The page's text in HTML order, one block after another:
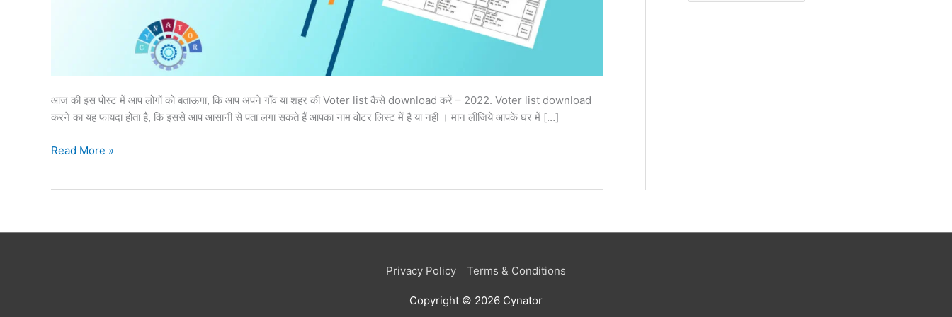
आज की इस पोस्ट में आप लोगों को बताऊंगा, कि आप अपने गाँव या शहर की Voter list कैसे download करें – 2022. Voter list download
करने का यह फायदा होता है, कि इससे आप आसानी से पता लगा सकते हैं आपका नाम वोटर लिस्ट में है या नही । मान लीजिये आपके घर में […]
Read More »
Privacy Policy Terms & Conditions
Copyright © 2026 Cynator